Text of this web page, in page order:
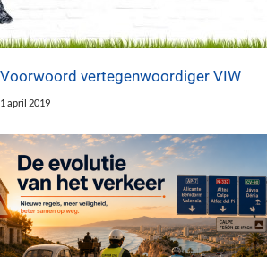
Voorwoord vertegenwoordiger VIW
1 april 2019